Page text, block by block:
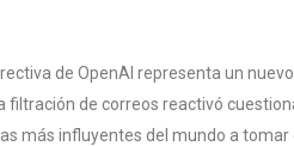
de OpenAI representa un
filtración de correos reactivó
más influyentes del mundo a